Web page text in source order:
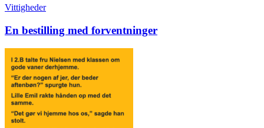
Vittigheder
En bestilling med forventninger